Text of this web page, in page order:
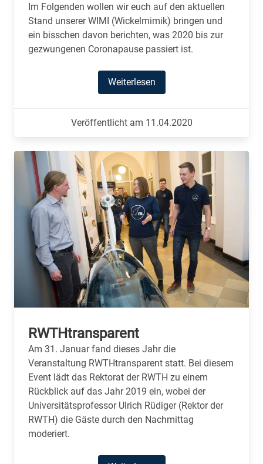
Im Folgenden wollen wir euch auf den aktuellen
Stand unserer WIMI (Wickelmimik) bringen und
ein bisschen davon berichten, was 2020 bis zur
gezwungenen Coronapause passiert ist.
Weiterlesen
Veröffentlicht am 11.04.2020
RWTHtransparent
Am 31. Januar fand dieses Jahr die
Veranstaltung RWTHtransparent statt. Bei diesem
Event lädt das Rektorat der RWTH zu einem
Rückblick auf das Jahr 2019 ein, wobei der
Universitätsprofessor Ulrich Rüdiger (Rektor der
RWTH) die Gäste durch den Nachmittag
moderiert.